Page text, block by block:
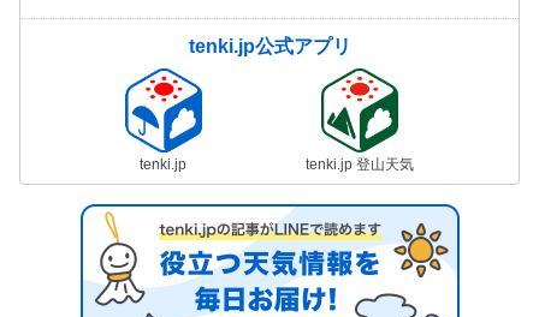
tenki.jp公式アプリ
tenki.jp tenki.jp 登山天気